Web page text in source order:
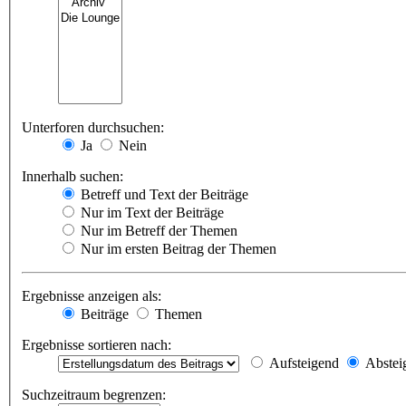
Unterforen durchsuchen:
Ja
Nein
Innerhalb suchen:
Betreff und Text der Beiträge
Nur im Text der Beiträge
Nur im Betreff der Themen
Nur im ersten Beitrag der Themen
Ergebnisse anzeigen als:
Beiträge
Themen
Ergebnisse sortieren nach:
Aufsteigend
Suchzeitraum begrenzen: